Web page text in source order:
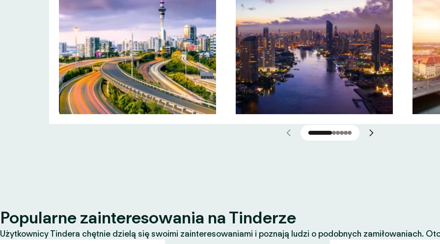
Popularne zainteresowania na Tinderze
Użytkownicy Tindera chętnie dzielą się swoimi zainteresowaniami i poznają ludzi o podobnych zamiłowaniach.